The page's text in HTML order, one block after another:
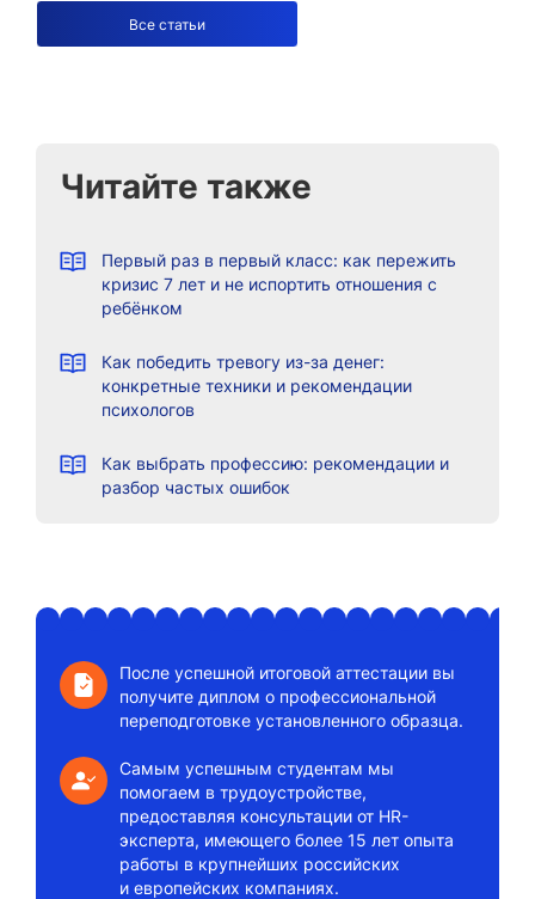
Все статьи
Читайте также
Первый раз в первый класс: как пережить
кризис 7 лет и не испортить отношения с
ребёнком
Как победить тревогу из-за денег:
конкретные техники и рекомендации
психологов
Как выбрать профессию: рекомендации и
разбор частых ошибок
После успешной итоговой аттестации вы
получите диплом о профессиональной
переподготовке установленного образца.
Самым успешным студентам мы
помогаем в трудоустройстве,
предоставляя консультации от HR-
эксперта, имеющего более 15 лет опыта
работы в крупнейших российских
и европейских компаниях.